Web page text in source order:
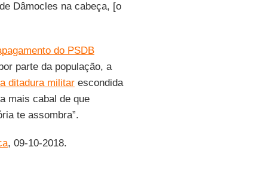
Dâmocles na cabeça, [o
do PSDB
parte da população, a
ditadura militarescondida
mais cabal de que
te assombra”.
, 09-10-2018.